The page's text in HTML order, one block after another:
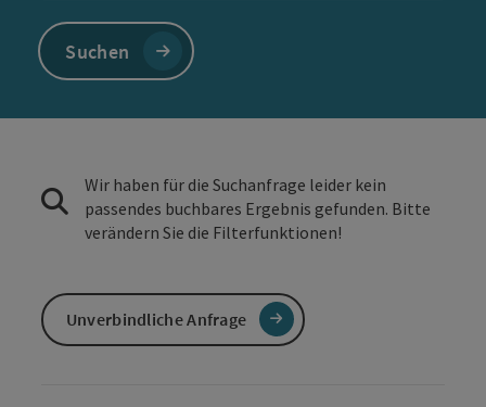
Suchen
Wir haben für die Suchanfrage leider kein
passendes buchbares Ergebnis gefunden. Bitte
verändern Sie die Filterfunktionen!
Unverbindliche Anfrage